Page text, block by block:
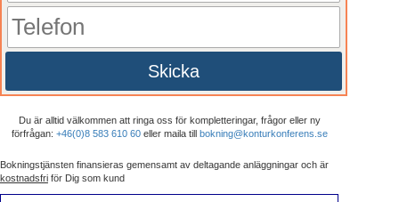
Skicka
Du är alltid välkommen att ringa oss för kompletteringar, frågor eller ny
förfrågan: +46(0)8 583 610 60eller maila till bokning@konturkonferens.se
Bokningstjänsten finansieras gemensamt av deltagande anläggningar och är
kostnadsfri för Dig som kund